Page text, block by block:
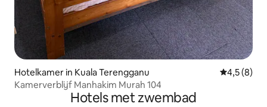
Hotelkamer in Kuala Terengganu
4,5 (8)
Kamerverblijf Manhakim Murah 104
Hotels met zwembad